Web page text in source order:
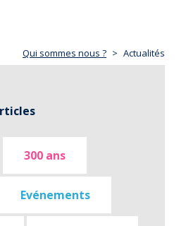
Qui sommes nous ? Actualités
300 ans
Evénements